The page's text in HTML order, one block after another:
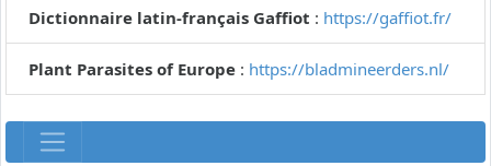
Dictionnaire latin-français Gaffiot : https://gaffiot.fr/
Plant Parasites of Europe : https://bladmineerders.nl/